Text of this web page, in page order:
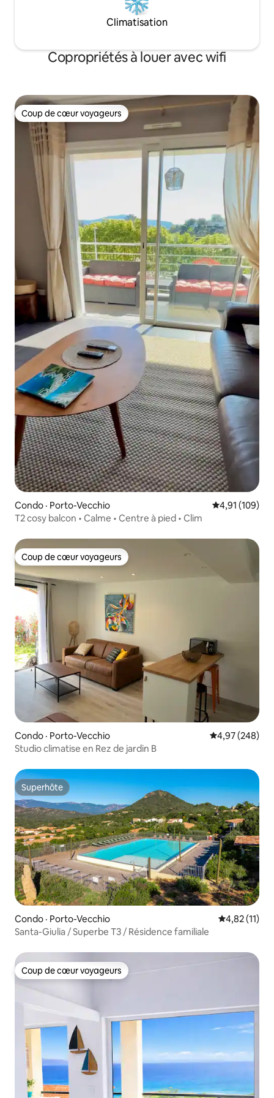
Climatisation
Copropriétés à louer avec wifi
Coup de cœur voyageurs
Coup de cœur voyageurs
Condo · Porto-Vecchio Note
4,91 (109)
T2 cosy balcon • Calme • Centre à pied • Clim
Coup de cœur voyageurs
Coup de cœur voyageurs
Condo · Porto-Vecchio Note
4,97 (248)
Studio climatise en Rez de jardin B
Superhôte
Superhôte
Condo · Porto-Vecchio Note
4,82 (11)
Santa-Giulia / Superbe T3 / Résidence familiale
Coup de cœur voyageurs
Coup de cœur voyageurs